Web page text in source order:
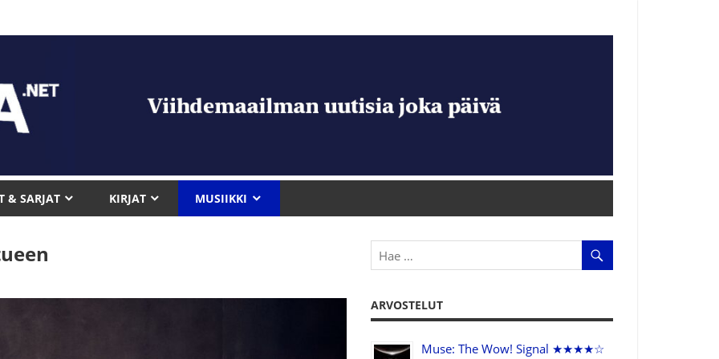
& SARJAT KIRJAT MUSIIKKI
ARVOSTELUT
Muse: The Wow! Signal ★★★★☆